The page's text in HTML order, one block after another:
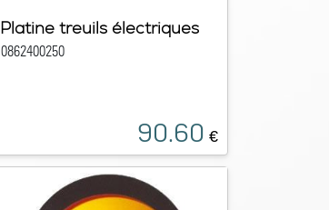
Platine treuils électriques
0862400250
90.60 €